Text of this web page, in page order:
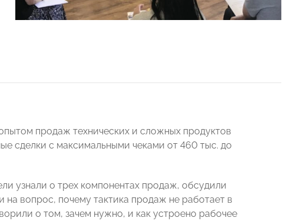
продаж технических и сложных продуктов
сделки с максимальными чеками от 460 тыс. до
узнали о трех компонентах продаж, обсудили
вопрос, почему тактика продаж не работает в
о том, зачем нужно, и как устроено рабочее